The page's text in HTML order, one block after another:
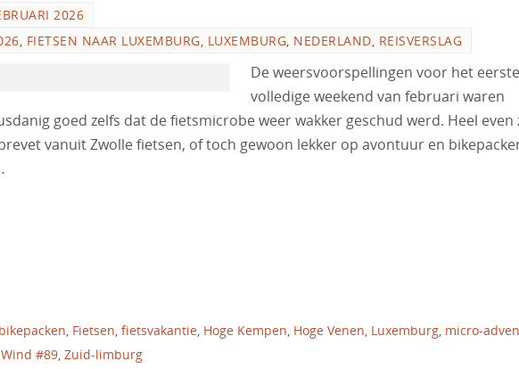
2026
, FIETSEN NAAR LUXEMBURG, LUXEMBURG, NEDERLAND, REISVERSLAG
De weersvoorspellingen voor het eerste
volledige weekend van februari waren
goed zelfs dat de fietsmicrobe weer wakker geschud werd. Heel even
vanuit Zwolle fietsen, of toch gewoon lekker op avontuur en
bikepacken, Fietsen, fietsvakantie, Hoge Kempen, Hoge Venen, Luxemburg, micro-
Wind #89, Zuid-limburg